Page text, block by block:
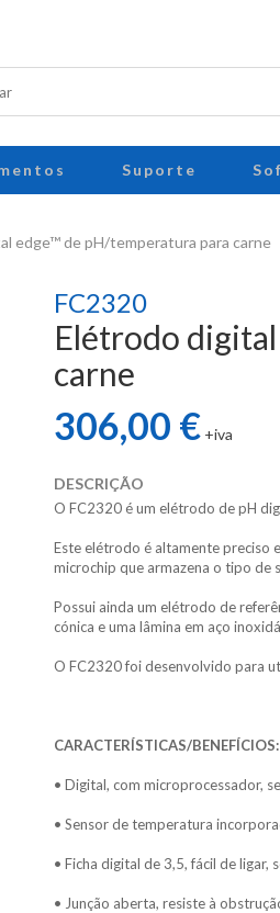
Suporte
edge™ de pH/temperatura para carne
FC2320
Elétrodo
carne
306,00 € +iva
DESCRIÇÃO
O FC2320 é um elétrodo de pH
Este elétrodo é altamente preciso
microchip que armazena o tipo de
Possui ainda um elétrodo de
cónica e uma lâmina em aço
O FC2320 foi desenvolvido para
CARACTERÍSTICAS/BENEFÍCIOS:
• Digital, com microprocessador,
• Sensor de temperatura
• Ficha digital de 3,5, fácil de ligar,
• Junção aberta, resiste à